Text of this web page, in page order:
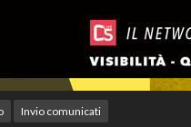
Invio comunicati